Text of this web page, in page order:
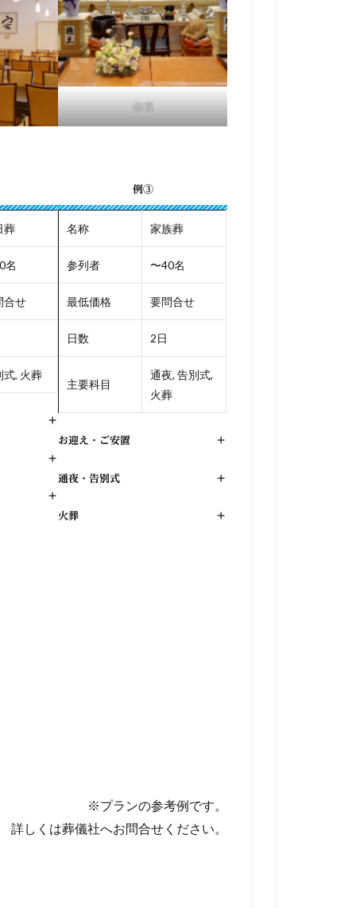
祭壇
葬
名
合せ
式, 火葬
+
+
+
例③
名称 家族葬
参列者 〜40名
最低価格 要問合せ
日数 2日
主要科目
通夜, 告別式,
火葬
お迎え・ご安置 +
通夜・告別式 +
火葬 +
※プランの参考例です。
詳しくは葬儀社へお問合せください。